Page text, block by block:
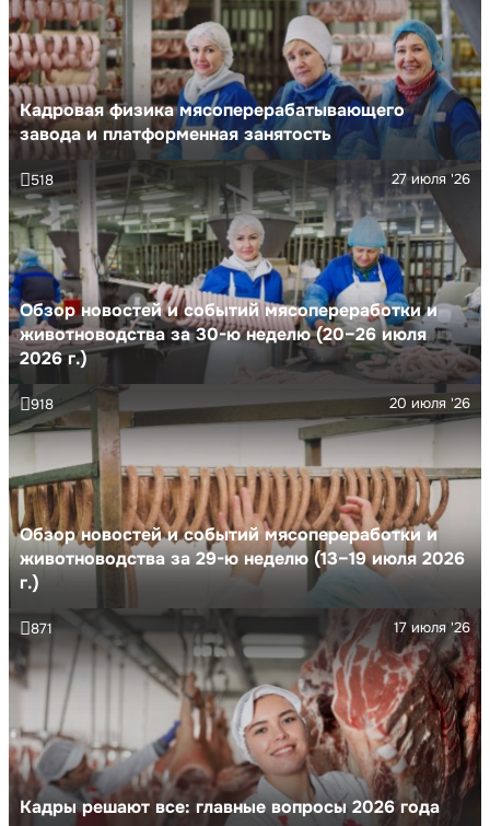
Кадровая физика мясоперерабатывающего
завода и платформенная занятость
Обзор новостей и событий мясопереработки и
животноводства за 30-ю неделю (20–26 июля
2026 г.)
27 июля '26
518
Обзор новостей и событий мясопереработки и
животноводства за 29-ю неделю (13–19 июля 2026
г.)
20 июля '26
918
Кадры решают все: главные вопросы 2026 года
17 июля '26
871